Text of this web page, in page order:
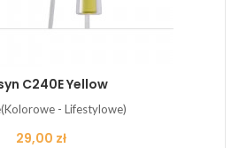
C240E Yellow
- Lifestylowe)
Cena
29,00 zł